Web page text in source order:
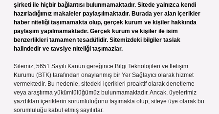
şirketi ile hiçbir bağlantısı bulunmamaktadır. Sitede yalnızca kendi
hazırladığımız makaleler paylaşılmaktadır. Burada yer alan içerikler
haber niteliği taşımamakta olup, gerçek kurum ve kişiler hakkında
paylaşım yapılmamaktadır. Gerçek kurum ve kişiler ile isim
benzerlikleri tamamen tesadüfidir. Sitemizdeki bilgiler taslak
halindedir ve tavsiye niteliği taşımazlar.
Sitemiz, 5651 Sayılı Kanun gereğince Bilgi Teknolojileri ve İletişim
Kurumu (BTK) tarafından onaylanmış bir Yer Sağlayıcı olarak hizmet
vermektedir. Bu nedenle, sitedeki içerikleri proaktif olarak denetleme
veya araştırma yükümlülüğümüz bulunmamaktadır. Ancak, üyelerimiz
yazdıkları içeriklerin sorumluluğunu taşımakta olup, siteye üye olarak bu
sorumluluğu kabul etmiş sayılırlar.